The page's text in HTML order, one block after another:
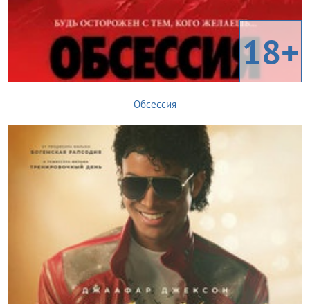
18+
Обсессия